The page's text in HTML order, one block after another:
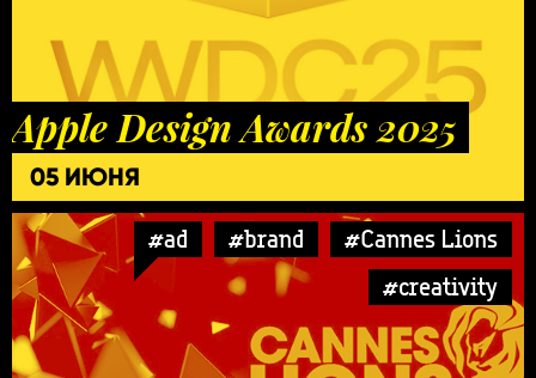
Apple Design Awards 2025
05 ИЮНЯ
#ad #brand
#Cannes Lions
#creativity